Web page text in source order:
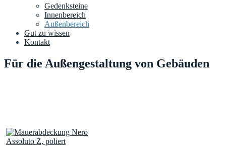
Gedenksteine
Innenbereich
Außenbereich
Gut zu wissen
Kontakt
Für die Außengestaltung von Gebäuden